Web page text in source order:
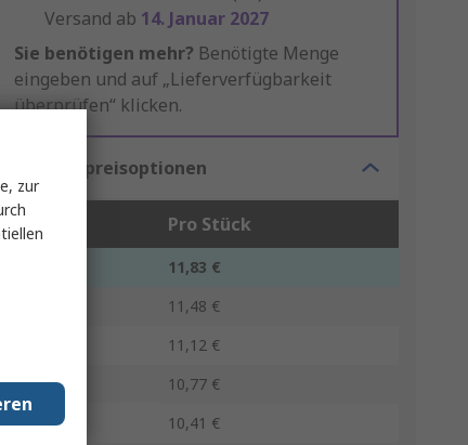
Versand ab 14. Januar 2027
Sie benötigen mehr? Benötigte Menge
eingeben und auf „Lieferverfügbarkeit
überprüfen“ klicken.
Mengenpreisoptionen
Stück Pro Stück
11,83 €
11,48 €
11,12 €
25 - 49
10,77 €
50 +
10,41 €
zur